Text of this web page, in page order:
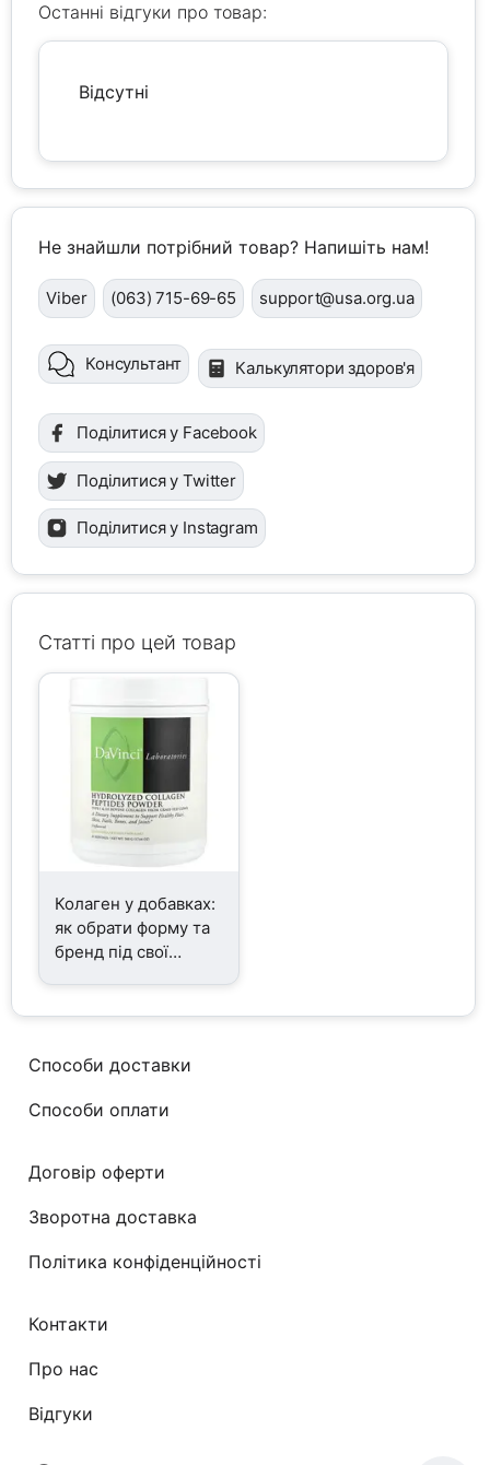
Останні відгуки про товар:
Відсутні
Не знайшли потрібний товар? Напишіть нам!
Viber (063) 715-69-65 support@usa.org.ua
Консультант Калькулятори здоров'я
Поділитися у Facebook
Поділитися у Twitter
Поділитися у Instagram
Статті про цей товар
Колаген у добавках:
як обрати форму та
бренд під свої
Способи доставки
Способи оплати
Договір оферти
Зворотна доставка
Політика конфіденційності
Контакти
Про нас
Відгуки